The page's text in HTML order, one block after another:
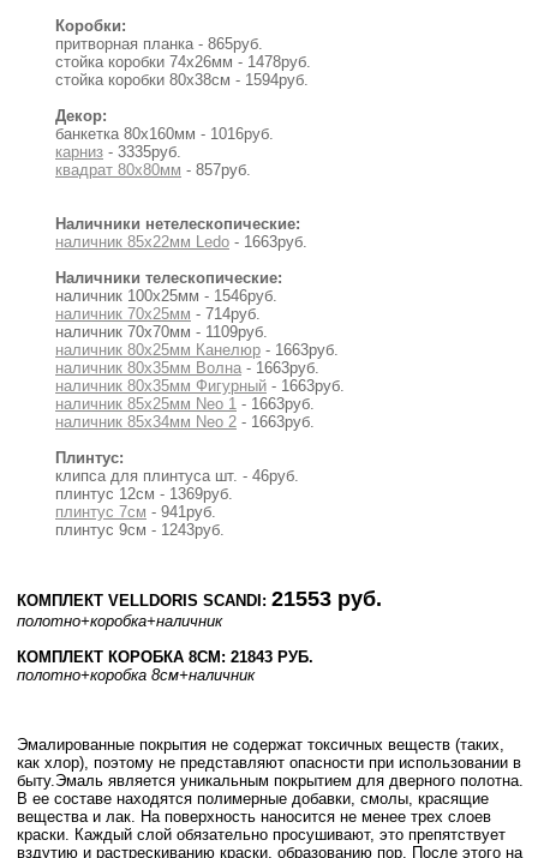
Коробки:
притворная планка - 865руб.
стойка коробки 74x26мм - 1478руб.
стойка коробки 80x38см - 1594руб.
Декор:
банкетка 80х160мм - 1016руб.
карниз - 3335руб.
квадрат 80х80мм - 857руб.
Наличники нетелескопические:
наличник 85х22мм Ledo - 1663руб.
Наличники телескопические:
наличник 100х25мм - 1546руб.
наличник 70х25мм - 714руб.
наличник 70х70мм - 1109руб.
наличник 80х25мм Канелюр - 1663руб.
наличник 80х35мм Волна - 1663руб.
наличник 80х35мм Фигурный - 1663руб.
наличник 85х25мм Neo 1 - 1663руб.
наличник 85х34мм Neo 2 - 1663руб.
Плинтус:
клипса для плинтуса шт. - 46руб.
плинтус 12см - 1369руб.
плинтус 7см - 941руб.
плинтус 9см - 1243руб.
КОМПЛЕКТ VELLDORIS SCANDI: 21553 руб.
полотно+коробка+наличник
КОМПЛЕКТ КОРОБКА 8СМ: 21843 РУБ.
полотно+коробка 8см+наличник
Эмалированные покрытия не содержат токсичных веществ (таких,
как хлор), поэтому не представляют опасности при использовании в
быту.Эмаль является уникальным покрытием для дверного полотна.
В ее составе находятся полимерные добавки, смолы, красящие
вещества и лак. На поверхность наносится не менее трех слоев
краски. Каждый слой обязательно просушивают, это препятствует
вздутию и растрескиванию краски, образованию пор. После этого на